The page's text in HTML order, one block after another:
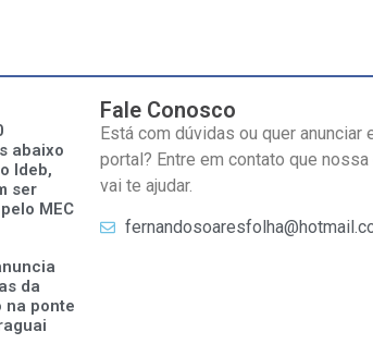
abaixo
Ideb,
ser
MEC
da
na ponte
Fale Conosco
Está com dúvidas ou quer anunciar
portal? Entre em contato que
vai te ajudar.